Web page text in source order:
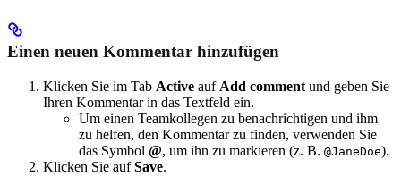
Einen neuen Kommentar hinzufügen
Klicken Sie im Tab Active auf Add comment und geben Sie
Ihren Kommentar in das Textfeld ein.
Um einen Teamkollegen zu benachrichtigen und ihm
zu helfen, den Kommentar zu finden, verwenden Sie
das Symbol @, um ihn zu markieren (z. B. @JaneDoe).
Klicken Sie aufSave.